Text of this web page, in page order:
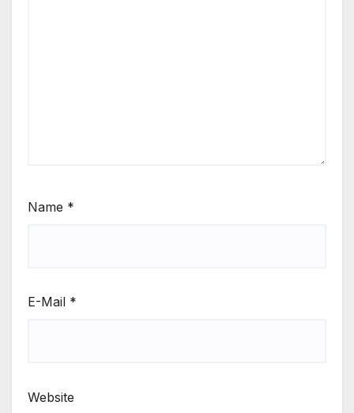
Name *
E-Mail *
Website